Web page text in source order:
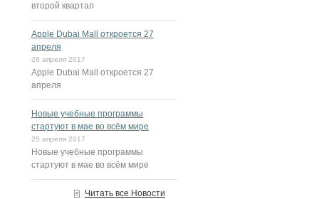
второй квартал
Apple Dubai Mall откроется 27
апреля
26 апреля 2017
Apple Dubai Mall откроется 27
апреля
Новые учебные программы
стартуют в мае во всём мире
25 апреля 2017
Новые учебные программы
стартуют в мае во всём мире
Читать все Новости